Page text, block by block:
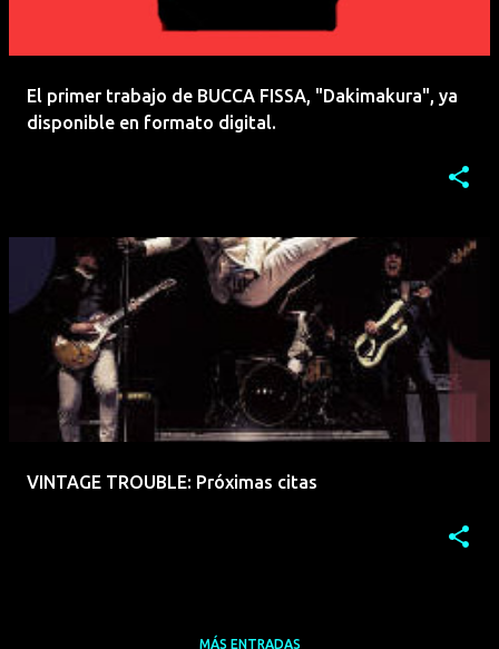
El primer trabajo de BUCCA FISSA, "Dakimakura", ya
disponible en formato digital.
VINTAGE TROUBLE: Próximas citas
MÁS ENTRADAS